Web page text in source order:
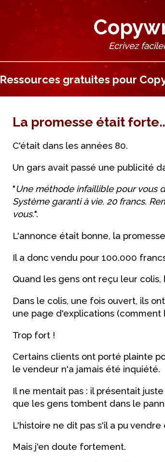
Ecrivez
Ressources gratuites pour
La promesse était
C'était dans les années 80.
Un gars avait passé une publicité
"Une méthode infaillible pour vous
Système garanti à vie. 20 francs.
vous.".
L'annonce était bonne, la
Il a donc vendu pour 100.000
Quand les gens ont reçu leur
Dans le colis, une fois ouvert, ils
une page d'explications (comment
Trop fort !
Certains clients ont porté plainte
le vendeur n'a jamais été inquiété.
Il ne mentait pas : il présentait
que les gens tombent dans le
L'histoire ne dit pas s'il a pu
Mais j'en doute fortement.